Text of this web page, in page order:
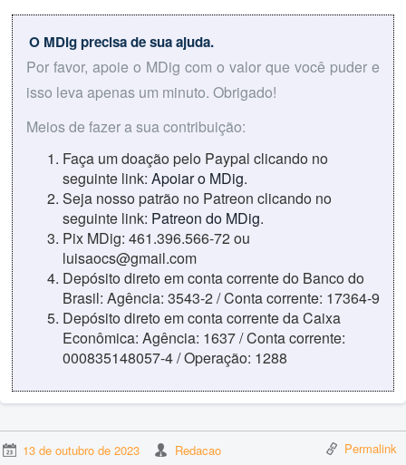
O MDig precisa de sua ajuda.
Por favor, apoie o MDig com o valor que você puder e
isso leva apenas um minuto. Obrigado!
Meios de fazer a sua contribuição:
Faça um doação pelo Paypal clicando no
seguinte link: Apoiar o MDig.
Seja nosso patrão no Patreon clicando no
seguinte link: Patreon do MDig.
Pix MDig: 461.396.566-72 ou
luisaocs@gmail.com
Depósito direto em conta corrente do Banco do
Brasil: Agência: 3543-2 / Conta corrente: 17364-9
Depósito direto em conta corrente da Caixa
Econômica: Agência: 1637 / Conta corrente:
000835148057-4 / Operação: 1288
13 de outubro de 2023 Redacao Permalink